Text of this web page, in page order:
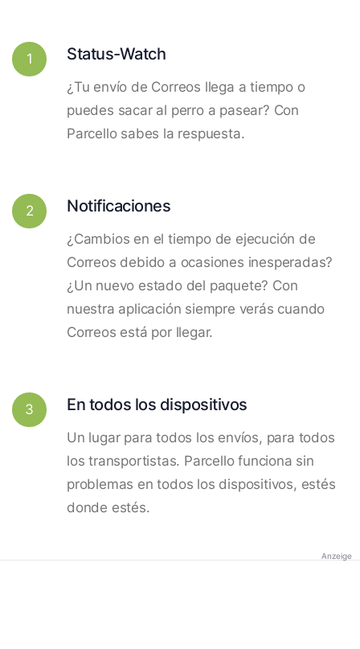
1 Status-Watch
¿Tu envío de Correos llega a tiempo o
puedes sacar al perro a pasear? Con
Parcello sabes la respuesta.
2 Notificaciones
¿Cambios en el tiempo de ejecución de
Correos debido a ocasiones inesperadas?
¿Un nuevo estado del paquete? Con
nuestra aplicación siempre verás cuando
Correos está por llegar.
3 En todos los dispositivos
Un lugar para todos los envíos, para todos
los transportistas. Parcello funciona sin
problemas en todos los dispositivos, estés
donde estés.
Anzeige